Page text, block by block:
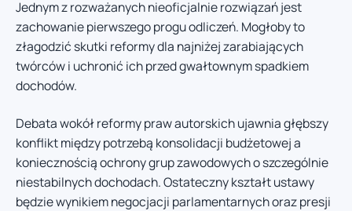
Jednym z rozważanych nieoficjalnie rozwiązań jest
zachowanie pierwszego progu odliczeń. Mogłoby to
złagodzić skutki reformy dla najniżej zarabiających
twórców i uchronić ich przed gwałtownym spadkiem
dochodów.
Debata wokół reformy praw autorskich ujawnia głębszy
konflikt między potrzebą konsolidacji budżetowej a
koniecznością ochrony grup zawodowych o szczególnie
niestabilnych dochodach. Ostateczny kształt ustawy
będzie wynikiem negocjacji parlamentarnych oraz presji